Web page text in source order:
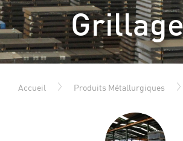
Accueil Produits Métallurgiques